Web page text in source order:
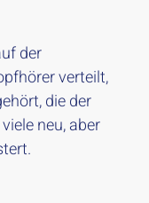
der
verteilt,
die der
neu, aber